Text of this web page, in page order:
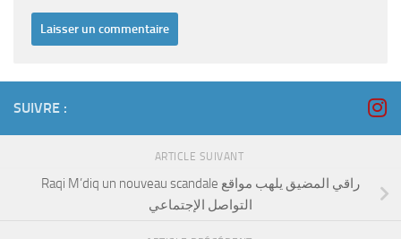
SUIVRE :
ARTICLE SUIVANT
Raqi M’diq un nouveau scandale راقي المضيق يلهب مواقع
التواصل الإجتماعي